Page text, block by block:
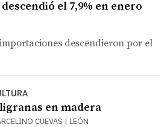
el 7,9% en enero
descendieron por el
en madera
CUEVAS | LEÓN